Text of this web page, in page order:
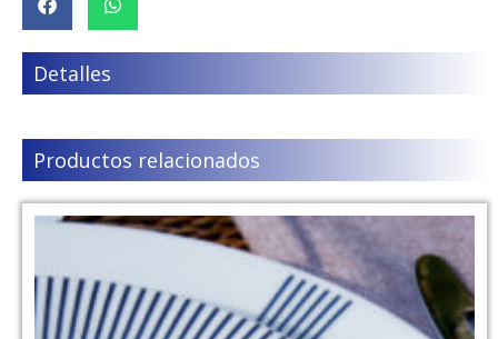
Detalles
Productos relacionados